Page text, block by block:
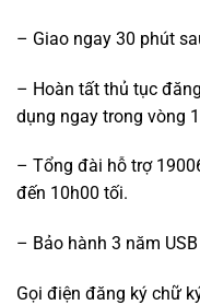
– Giao ngay 30 phút
– Hoàn tất thủ tục
dụng ngay trong vòng
– Tổng đài hỗ trợ
đến 10h00 tối.
– Bảo hành 3 năm
Gọi điện đăng ký chữ